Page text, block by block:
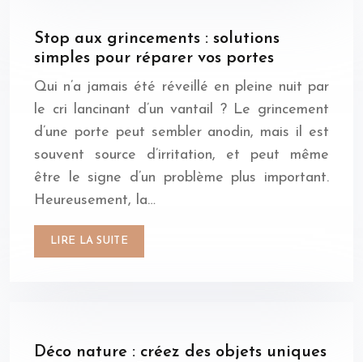
Stop aux grincements : solutions
simples pour réparer vos portes
Qui n’a jamais été réveillé en pleine nuit par
le cri lancinant d’un vantail ? Le grincement
d’une porte peut sembler anodin, mais il est
souvent source d’irritation, et peut même
être le signe d’un problème plus important.
Heureusement, la…
LIRE LA SUITE
Déco nature : créez des objets uniques